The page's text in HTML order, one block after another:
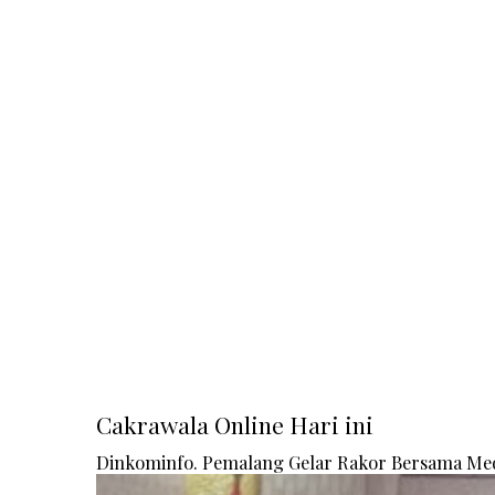
Cakrawala Online Hari ini
Dinkominfo. Pemalang Gelar Rakor Bersama